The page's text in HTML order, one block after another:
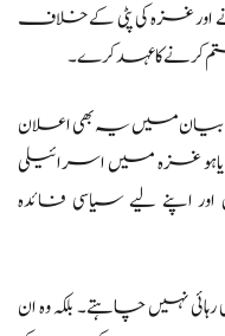
غزہ کی پٹی کے خلاف
میں یہ بھی اعلان
یاہو غزہ میں اسرائیلی
اپنے لیے سیاسی فائدہ
نہیں چاہتے۔ بلکہ وہ ان